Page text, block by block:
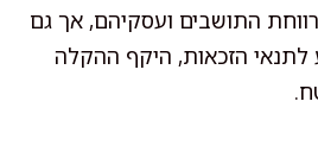
התושבים ועסקיהם, אך גם
לתנאי הזכאות, היקף ההקלה